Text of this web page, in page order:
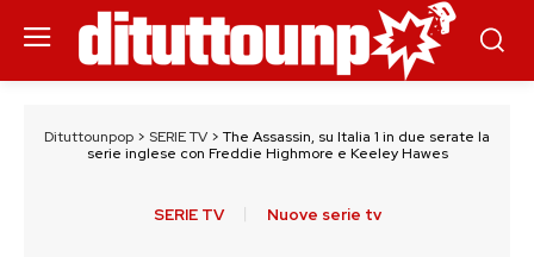
Dituttounpop > SERIE TV > The Assassin, su Italia 1 in due serate la
serie inglese con Freddie Highmore e Keeley Hawes
SERIE TV Nuove serie tv